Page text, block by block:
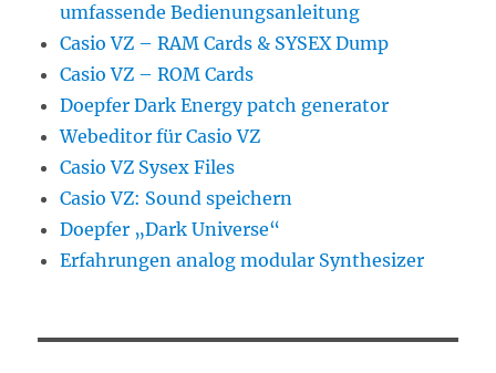
umfassende Bedienungsanleitung
Casio VZ – RAM Cards & SYSEX Dump
Casio VZ – ROM Cards
Doepfer Dark Energy patch generator
Webeditor für Casio VZ
Casio VZ Sysex Files
Casio VZ: Sound speichern
Doepfer „Dark Universe“
Erfahrungen analog modular Synthesizer